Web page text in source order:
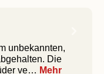
unbekannten,
Die
ve… Mehr